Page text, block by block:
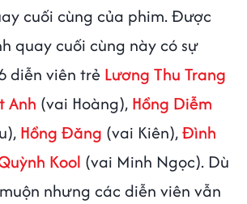
cuối cùng của phim. Được
quay cuối cùng này có sự
diễn viên trẻ Lương Thu Trang
Anh (vai Hoàng), Hồng Diễm
Hồng Đăng (vai Kiên),Đình
Kool (vai Minh Ngọc). Dù
nhưng các diễn viên vẫn